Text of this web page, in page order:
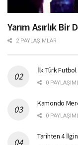
Yarım Asırlık Bir
2 PAYLAŞIMLAR
İlk Türk Futbol
0
Kamondo
0
Tarihten 4